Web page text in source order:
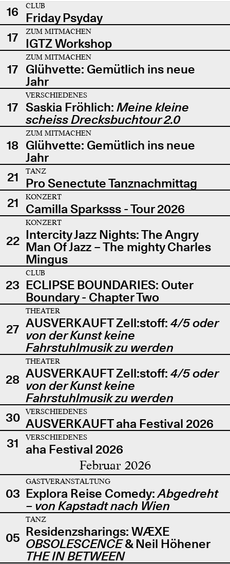
16
CLUB
Friday Psyday
17
ZUM MITMACHEN
IGTZ Workshop
17
ZUM MITMACHEN
Glühvette: Gemütlich ins neue
Jahr
17
VERSCHIEDENES
Saskia Fröhlich: Meine kleine
scheiss Drecksbuchtour 2.0
18
ZUM MITMACHEN
Glühvette: Gemütlich ins neue
Jahr
21
TANZ
Pro Senectute Tanznachmittag
21
KONZERT
Camilla Sparksss - Tour 2026
22
KONZERT
Intercity Jazz Nights: The Angry
Man Of Jazz – The mighty Charles
Mingus
23
CLUB
ECLIPSE BOUNDARIES: Outer
Boundary - Chapter Two
27
THEATER
AUSVERKAUFT Zell:stoff: 4/5 oder
von der Kunst keine
Fahrstuhlmusik zu werden
28
THEATER
AUSVERKAUFT Zell:stoff: 4/5 oder
von der Kunst keine
Fahrstuhlmusik zu werden
30
VERSCHIEDENES
AUSVERKAUFT aha Festival 2026
31
VERSCHIEDENES
aha Festival 2026
Februar 2026
03
GASTVERANSTALTUNG
Explora Reise Comedy:Abgedreht
– von Kapstadt nach Wien
05
TANZ
Residenzsharings: WÆXE
OBSOLESCENCE& Neil Höhener
THE IN BETWEEN